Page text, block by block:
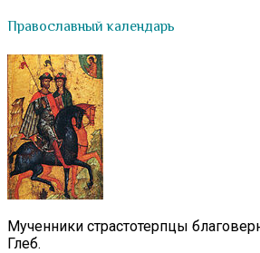
Православный календарь
Мученники страстотерпцы
Глеб.